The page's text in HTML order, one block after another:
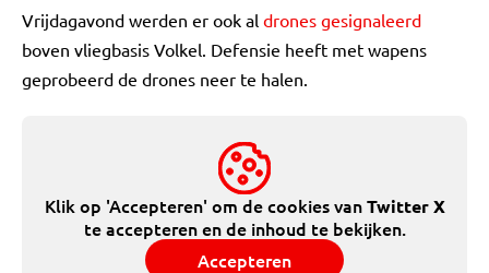
Vrijdagavond werden er ook al drones gesignaleerd
boven vliegbasis Volkel. Defensie heeft met wapens
geprobeerd de drones neer te halen.
Klik op 'Accepteren' om de cookies vanTwitter X
te accepteren en de inhoud te bekijken.
Accepteren